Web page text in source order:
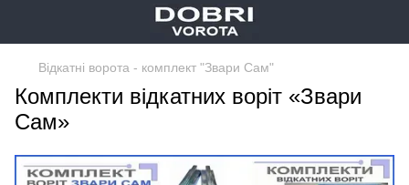
Відкатні ворота - комплект "Звари Сам"
Комплекти відкатних воріт «Звари
Сам»